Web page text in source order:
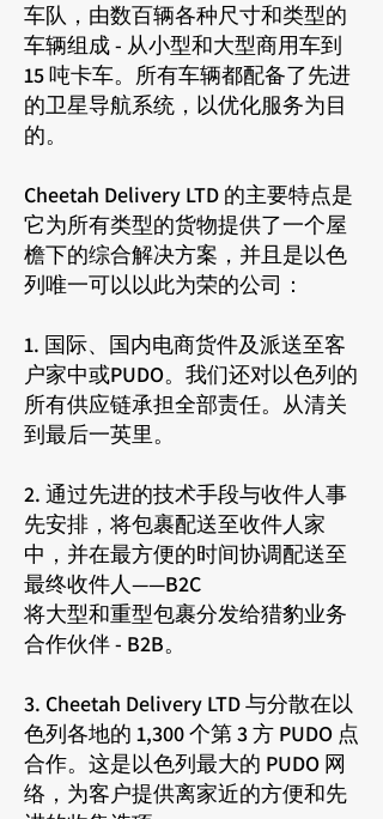
车队，由数百辆各种尺寸和类型的
车辆组成 - 从小型和大型商用车到
15 吨卡车。所有车辆都配备了先进
的卫星导航系统，以优化服务为目
的。
Cheetah Delivery LTD 的主要特点是
它为所有类型的货物提供了一个屋
檐下的综合解决方案，并且是以色
列唯一可以以此为荣的公司：
1. 国际、国内电商货件及派送至客
户家中或PUDO。我们还对以色列的
所有供应链承担全部责任。从清关
到最后一英里。
2. 通过先进的技术手段与收件人事
先安排，将包裹配送至收件人家
中，并在最方便的时间协调配送至
最终收件人——B2C
将大型和重型包裹分发给猎豹业务
合作伙伴 - B2B。
3. Cheetah Delivery LTD 与分散在以
色列各地的 1,300 个第 3 方 PUDO 点
合作。这是以色列最大的 PUDO 网
络，为客户提供离家近的方便和先